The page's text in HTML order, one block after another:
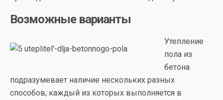
Возможные варианты
Утепление
пола из
бетона
подразумевает наличие нескольких разных
способов, каждый из которых выполняется в